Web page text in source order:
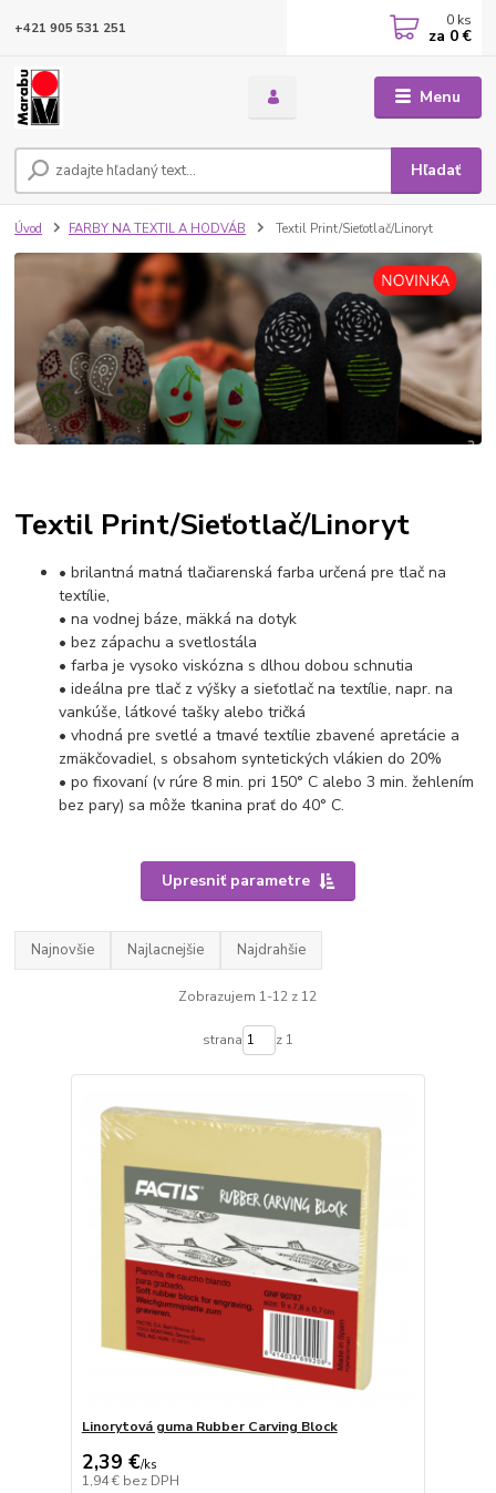
Menu
Hľadať
+421 905 531 251 0 ks
za 0 €
Úvod FARBY NA TEXTIL A HODVÁB Textil Print/Sieťotlač/Linoryt
Textil Print/Sieťotlač/Linoryt
• brilantná matná tlačiarenská farba určená pre tlač na
textílie,
• na vodnej báze, mäkká na dotyk
• bez zápachu a svetlostála
• farba je vysoko viskózna s dlhou dobou schnutia
• ideálna pre tlač z výšky a sieťotlač na textílie, napr. na
vankúše, látkové tašky alebo tričká
• vhodná pre svetlé a tmavé textílie zbavené apretácie a
zmäkčovadiel, s obsahom syntetických vlákien do 20%
• po fixovaní (v rúre 8 min. pri 150° C alebo 3 min. žehlením
bez pary) sa môže tkanina prať do 40° C.
Upresniť parametre
Najnovšie Najlacnejšie Najdrahšie
Zobrazujem 1-12 z 12
strana z 1
Linorytová guma Rubber Carving Block
2,39 €/ks
1,94 € bez DPH